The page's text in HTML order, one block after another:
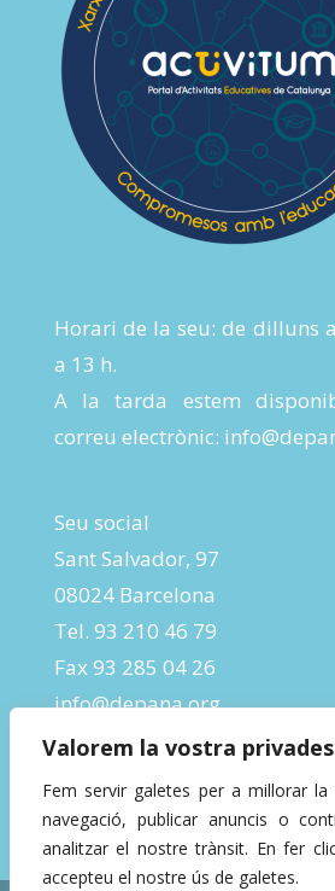
Valorem la vostra
Fem servir galetes per a millorar la
navegació, publicar anuncis o
analitzar el nostre trànsit. En fer
accepteu el nostre ús de galetes.
Horari de la seu: de dilluns
a 13 h.
A la tarda estem
correu electrònic:
Seu social
Sant Salvador, 97
08024 Barcelona
Tel. 93 210 46 79
Fax 93 285 04 26
info@depana.org